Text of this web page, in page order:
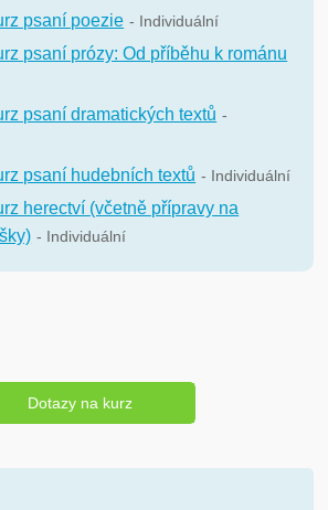
psaní poezie - Individuální
psaní prózy: Od příběhu k románu
psaní dramatických textů -
psaní hudebních textů - Individuální
herectví (včetně přípravy na
- Individuální
Dotazy na kurz